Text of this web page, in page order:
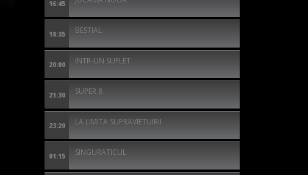
16:45
18:35 BESTIAL
20:00 INTR-UN SUFLET
21:30 SUPER 8
23:20 LA LIMITA SUPRAVIETUIRII
01:15 SINGURATICUL